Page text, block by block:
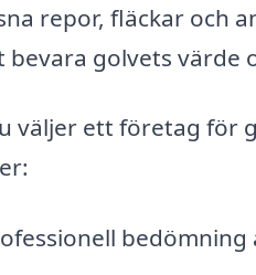
repor, fläckar och
bevara golvets värde
väljer ett företag för
bedömning